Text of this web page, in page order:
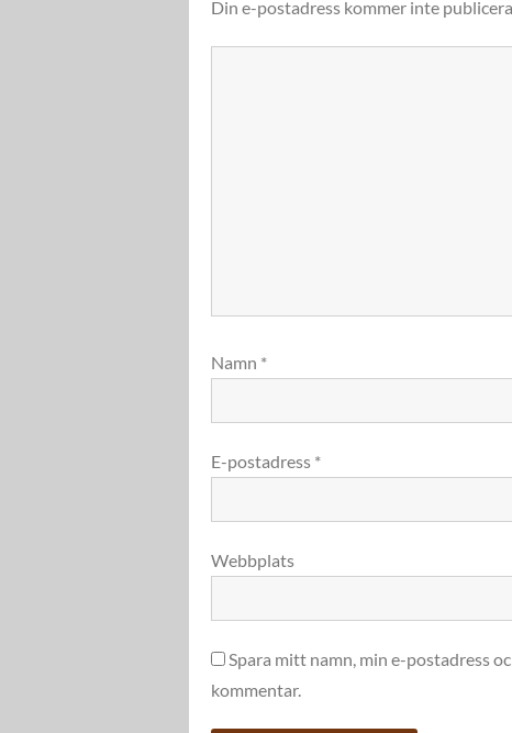
Din e-postadress kommer inte
Namn *
E-postadress *
Webbplats
Spara mitt namn, min e-postadress
kommentar.